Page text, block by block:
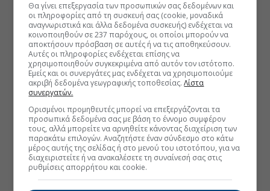
Θα γίνει επεξεργασία των προσωπικών σας δεδομένων και
οι πληροφορίες από τη συσκευή σας (cookie, μοναδικά
αναγνωριστικά και άλλα δεδομένα συσκευής) ενδέχεται να
κοινοποιηθούν σε 237 παρόχους, οι οποίοι μπορούν να
αποκτήσουν πρόσβαση σε αυτές ή να τις αποθηκεύσουν.
Αυτές οι πληροφορίες ενδέχεται επίσης να
χρησιμοποιηθούν συγκεκριμένα από αυτόν τον ιστότοπο.
Εμείς και οι συνεργάτες μας ενδέχεται να χρησιμοποιούμε
ακριβή δεδομένα γεωγραφικής τοποθεσίας.Λίστα
συνεργατών.
Ορισμένοι προμηθευτές μπορεί να επεξεργάζονται τα
προσωπικά δεδομένα σας με βάση το έννομο συμφέρον
τους, αλλά μπορείτε να αρνηθείτε κάνοντας διαχείριση των
παρακάτω επιλογών. Αναζητήστε έναν σύνδεσμο στο κάτω
μέρος αυτής της σελίδας ή στο μενού του ιστοτόπου, για να
διαχειριστείτε ή να ανακαλέσετε τη συναίνεσή σας στις
ρυθμίσεις απορρήτου και cookie.